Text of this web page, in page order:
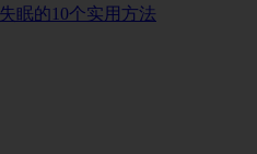
眠的10个实用方法